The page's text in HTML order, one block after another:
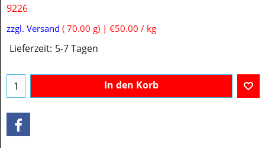
9226
zzgl. Versand 70.00 g €50.00 / kg
Lieferzeit: 5-7 Tagen
In den Korb